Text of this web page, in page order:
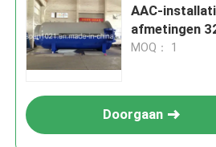
AAC-
afmetingen
MOQ： 1
Doorgaan